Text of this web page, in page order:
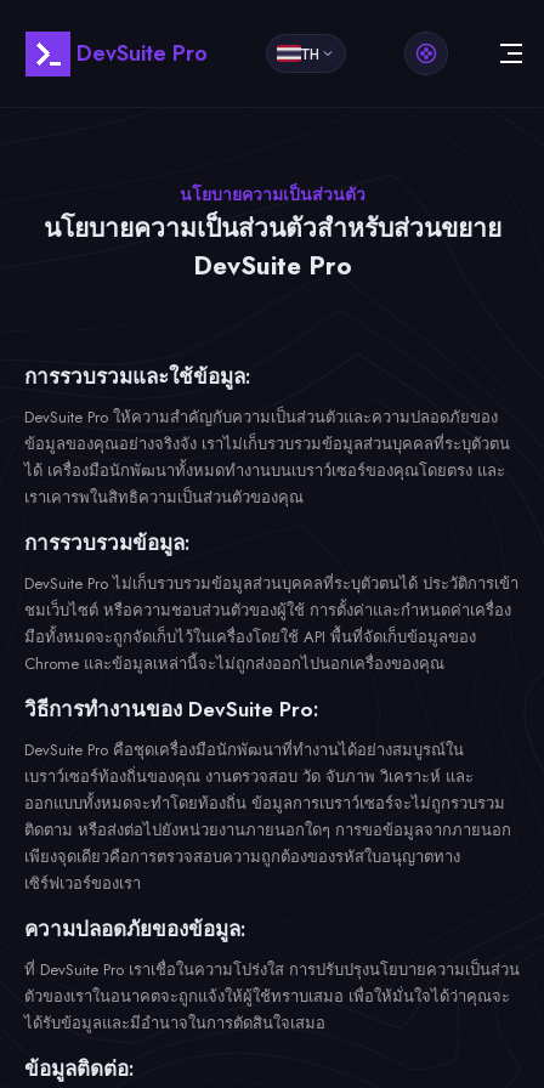
DevSuite Pro TH
นโยบายความเป็นส่วนตัว
นโยบายความเป็นส่วนตัวสำหรับส่วนขยาย
DevSuite Pro
การรวบรวมและใช้ข้อมูล:
DevSuite Pro ให้ความสำคัญกับความเป็นส่วนตัวและความปลอดภัยของ
ข้อมูลของคุณอย่างจริงจัง เราไม่เก็บรวบรวมข้อมูลส่วนบุคคลที่ระบุตัวตน
ได้ เครื่องมือนักพัฒนาทั้งหมดทำงานบนเบราว์เซอร์ของคุณโดยตรง และ
เราเคารพในสิทธิความเป็นส่วนตัวของคุณ
การรวบรวมข้อมูล:
DevSuite Pro ไม่เก็บรวบรวมข้อมูลส่วนบุคคลที่ระบุตัวตนได้ ประวัติการเข้า
ชมเว็บไซต์ หรือความชอบส่วนตัวของผู้ใช้ การตั้งค่าและกำหนดค่าเครื่อง
มือทั้งหมดจะถูกจัดเก็บไว้ในเครื่องโดยใช้ API พื้นที่จัดเก็บข้อมูลของ
Chrome และข้อมูลเหล่านี้จะไม่ถูกส่งออกไปนอกเครื่องของคุณ
วิธีการทำงานของ DevSuite Pro:
DevSuite Pro คือชุดเครื่องมือนักพัฒนาที่ทำงานได้อย่างสมบูรณ์ใน
เบราว์เซอร์ท้องถิ่นของคุณ งานตรวจสอบ วัด จับภาพ วิเคราะห์ และ
ออกแบบทั้งหมดจะทำโดยท้องถิ่น ข้อมูลการเบราว์เซอร์จะไม่ถูกรวบรวม
ติดตาม หรือส่งต่อไปยังหน่วยงานภายนอกใดๆ การขอข้อมูลจากภายนอก
เพียงจุดเดียวคือการตรวจสอบความถูกต้องของรหัสใบอนุญาตทาง
เซิร์ฟเวอร์ของเรา
ความปลอดภัยของข้อมูล:
ที่ DevSuite Pro เราเชื่อในความโปร่งใส การปรับปรุงนโยบายความเป็นส่วน
ตัวของเราในอนาคตจะถูกแจ้งให้ผู้ใช้ทราบเสมอ เพื่อให้มั่นใจได้ว่าคุณจะ
ได้รับข้อมูลและมีอำนาจในการตัดสินใจเสมอ
ข้อมูลติดต่อ: